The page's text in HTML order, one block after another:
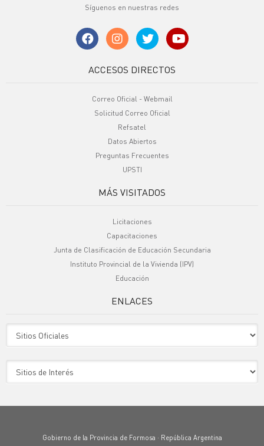
Síguenos en nuestras redes
ACCESOS DIRECTOS
Correo Oficial - Webmail
Solicitud Correo Oficial
Refsatel
Datos Abiertos
Preguntas Frecuentes
UPSTI
MÁS VISITADOS
Licitaciones
Capacitaciones
Junta de Clasificación de Educación Secundaria
Instituto Provincial de la Vivienda (IPV)
Educación
ENLACES
Gobierno de la Provincia de Formosa · República Argentina